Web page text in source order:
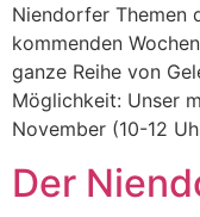
Niendorfer Themen
kommenden
ganze Reihe von
Möglichkeit: Unser
November (10-12
Der